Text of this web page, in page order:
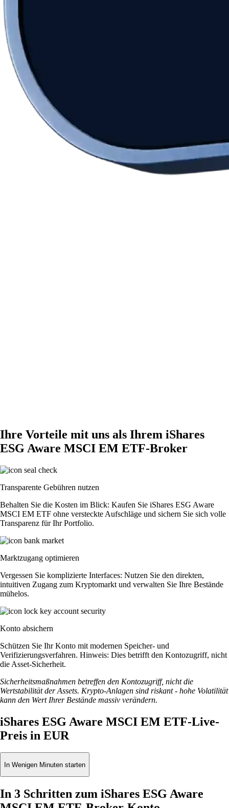
Ihre Vorteile mit uns als Ihrem iShares
ESG Aware MSCI EM ETF-Broker
Transparente Gebühren nutzen
Behalten Sie die Kosten im Blick: Kaufen Sie iShares ESG Aware
MSCI EM ETF ohne versteckte Aufschläge und sichern Sie sich volle
Transparenz für Ihr Portfolio.
Marktzugang optimieren
Vergessen Sie komplizierte Interfaces: Nutzen Sie den direkten,
intuitiven Zugang zum Kryptomarkt und verwalten Sie Ihre Bestände
mühelos.
Konto absichern
Schützen Sie Ihr Konto mit modernen Speicher- und
Verifizierungsverfahren. Hinweis: Dies betrifft den Kontozugriff, nicht
die Asset-Sicherheit.
Sicherheitsmaßnahmen betreffen den Kontozugriff, nicht die
Wertstabilität der Assets. Krypto-Anlagen sind riskant - hohe Volatilität
kann den Wert Ihrer Bestände massiv verändern.
iShares ESG Aware MSCI EM ETF-Live-
Preis in EUR
In Wenigen Minuten starten
In 3 Schritten zum iShares ESG Aware